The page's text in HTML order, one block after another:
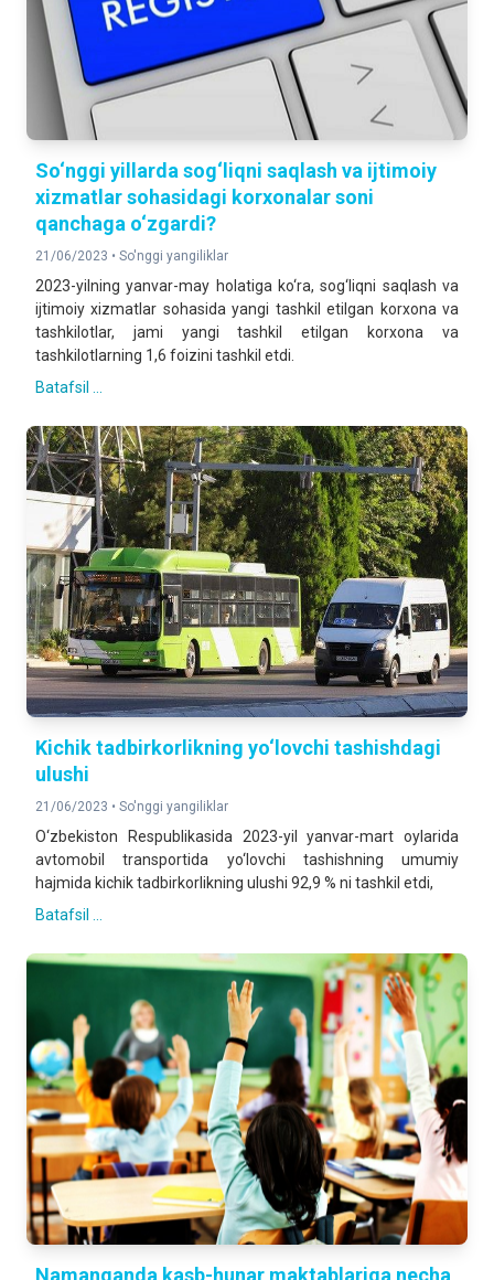
So‘nggi yillarda sog‘liqni saqlash va ijtimoiy
xizmatlar sohasidagi korxonalar soni
qanchaga o‘zgardi?
21/06/2023 • So'nggi yangiliklar
2023-yilning yanvar-may holatiga ko‘ra, sog‘liqni saqlash va
ijtimoiy xizmatlar sohasida yangi tashkil etilgan korxona va
tashkilotlar, jami yangi tashkil etilgan korxona va
tashkilotlarning 1,6 foizini tashkil etdi.
Batafsil ...
Kichik tadbirkorlikning yo‘lovchi tashishdagi
ulushi
21/06/2023 • So'nggi yangiliklar
O‘zbekiston Respublikasida 2023-yil yanvar-mart oylarida
avtomobil transportida yo‘lovchi tashishning umumiy
hajmida kichik tadbirkorlikning ulushi 92,9 % ni tashkil etdi,
Batafsil ...
Namanganda kasb-hunar maktablariga necha